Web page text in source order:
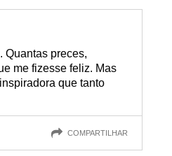
Quantas preces,
me fizesse feliz. Mas
que tanto
COMPARTILHAR